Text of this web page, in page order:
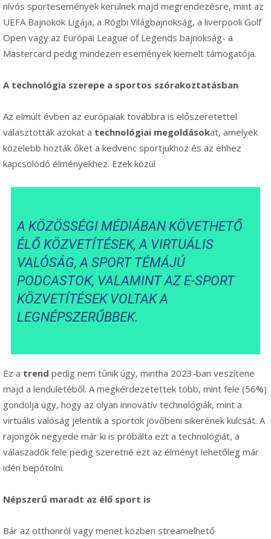
nívós sportesemények kerülnek majd megrendezésre, mint az
UEFA Bajnokok Ligája, a Rögbi Világbajnokság, a liverpooli Golf
Open vagy az Európai League of Legends bajnokság- a
Mastercard pedig mindezen események kiemelt támogatója.
A technológia szerepe a sportos szórakoztatásban
Az elmúlt évben az európaiak továbbra is előszeretettel
választották azokat a technológiai megoldásokat, amelyek
közelebb hozták őket a kedvenc sportjukhoz és az ehhez
kapcsolódó élményekhez. Ezek közül
A KÖZÖSSÉGI MÉDIÁBAN KÖVETHETŐ
ÉLŐ KÖZVETÍTÉSEK, A VIRTUÁLIS
VALÓSÁG, A SPORT TÉMÁJÚ
PODCASTOK, VALAMINT AZ E-SPORT
KÖZVETÍTÉSEK VOLTAK A
LEGNÉPSZERŰBBEK.
Ez a trend pedig nem tűnik úgy, mintha 2023-ban veszítene
majd a lendületéből. A megkérdezetettek több, mint fele (56%)
gondolja úgy, hogy az olyan innovatív technológiák, mint a
virtuális valóság jelentik a sportok jövőbeni sikerének kulcsát. A
rajongók negyede már ki is próbálta ezt a technológiát, a
válaszadók fele pedig szeretné ezt az élményt lehetőleg már
idén bepótolni.
Népszerű maradt az élő sport is
Bár az otthonról vagy menet közben streamelhető